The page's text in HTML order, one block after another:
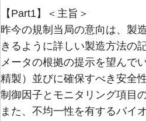
【Part1】＜主旨＞
昨今の規制当局の意向は、製
きるように詳しい製造方法の
メータの根拠の提示を望んで
精製）並びに確保すべき安全
制御因子とモニタリング項目
また、不均一性を有するバイ